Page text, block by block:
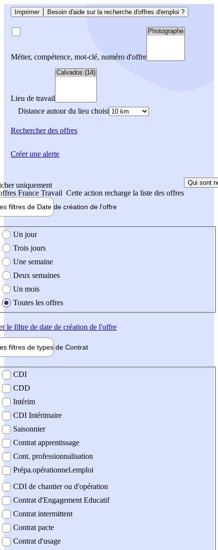
Imprimer Besoin d'aide sur la recherche d'offres d'emploi ?
Métier, compétence, mot-clé, numéro d'offre
Lieu de travail
Distance autour du lieu choisi
Rechercherdes offres
uniquement
France Travail Cette action recharge la liste des offres
Qui sont
filtres de Date de création de l'offre
création de l'offre
Un jour
Trois jours
Une semaine
Deux semaines
Un mois
Toutes les offres
le filtre de date de création de l'offre
filtres de types de Contrat
contrat
CDI
CDD
Intérim
CDI Intérimaire
Saisonnier
Contrat apprentissage
Cont. professionnalisation
Prépa.opérationnel.emploi
CDI de chantier ou d'opération
Contrat d'Engagement Educatif
Contrat intermittent
Contrat pacte
Contrat d'usage
Créer une alerte